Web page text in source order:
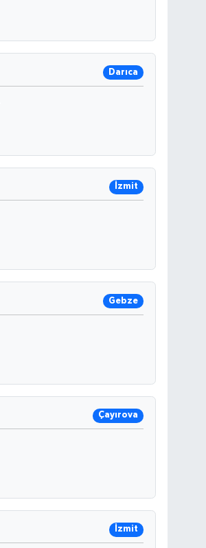
Darıca
İzmit
Gebze
Çayırova
İzmit